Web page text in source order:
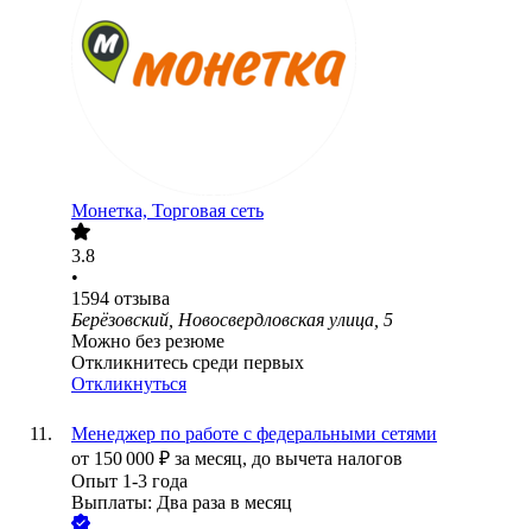
Монетка, Торговая сеть
3.8
•
1594 отзыва
Берёзовский, Новосвердловская улица, 5
Можно без резюме
Откликнитесь среди первых
Откликнуться
Менеджер по работе с федеральными сетями
от 150 000 ₽ за месяц, до вычета налогов
Опыт 1-3 года
Выплаты: Два раза в месяц